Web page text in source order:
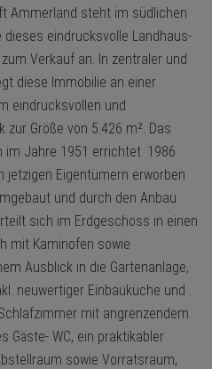
Ammerland steht im südlichen
dieses eindrucksvolle Landhaus-
Verkauf an. In zentraler und
diese Immobilie an einer
eindrucksvollen und
Größe von 5.426 m². Das
im Jahre 1951 errichtet. 1986
jetzigen Eigentümern erworben
und durch den Anbau
sich im Erdgeschoss in einen
mit Kaminofen sowie
Ausblick in die Gartenanlage,
neuwertiger Einbauküche und
mit angrenzendem
Gäste- WC, ein praktikabler
sowie Vorratsraum,